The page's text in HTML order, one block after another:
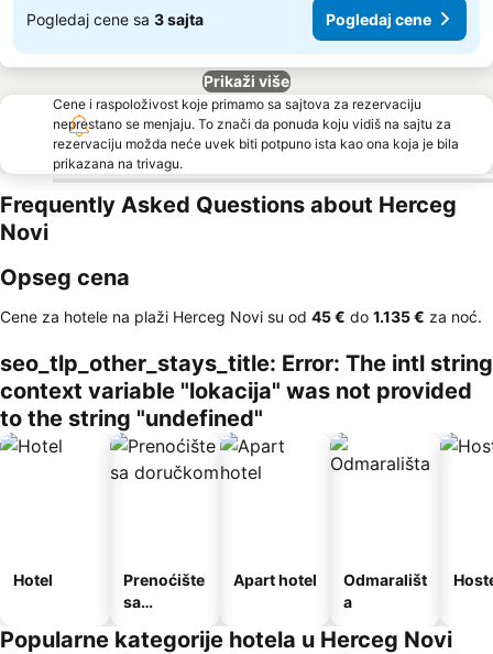
Pogledaj cene sa 3 sajta Pogledaj cene
Prikaži više
Cene i raspoloživost koje primamo sa sajtova za rezervaciju
neprestano se menjaju. To znači da ponuda koju vidiš na sajtu za
rezervaciju možda neće uvek biti potpuno ista kao ona koja je bila
prikazana na trivagu.
Frequently Asked Questions about Herceg
Novi
Opseg cena
Cene za hotele na plaži Herceg Novi su od ‎45 € do ‎1.135 € za noć.
seo_tlp_other_stays_title: Error: The intl string
context variable "lokacija" was not provided
to the string "undefined"
Hotel
Prenoćište
sa
Apart hotel
Odmarališt
a
Popularne kategorije hotela u Herceg Novi